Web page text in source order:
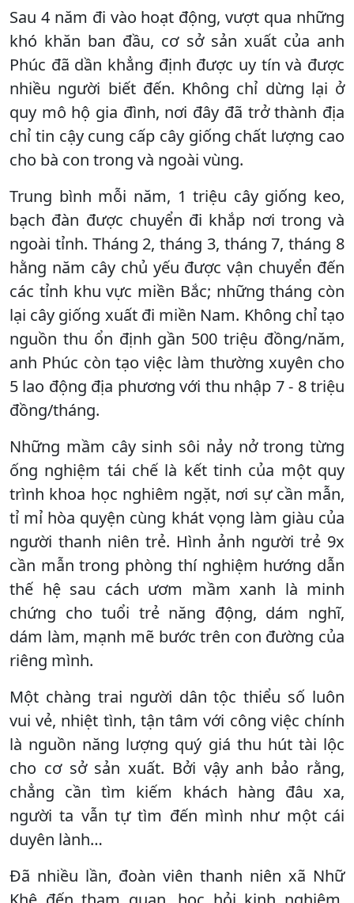
Sau 4 năm đi vào hoạt động, vượt qua những
khó khăn ban đầu, cơ sở sản xuất của anh
Phúc đã dần khẳng định được uy tín và được
nhiều người biết đến. Không chỉ dừng lại ở
quy mô hộ gia đình, nơi đây đã trở thành địa
chỉ tin cậy cung cấp cây giống chất lượng cao
cho bà con trong và ngoài vùng.
Trung bình mỗi năm, 1 triệu cây giống keo,
bạch đàn được chuyển đi khắp nơi trong và
ngoài tỉnh. Tháng 2, tháng 3, tháng 7, tháng 8
hằng năm cây chủ yếu được vận chuyển đến
các tỉnh khu vực miền Bắc; những tháng còn
lại cây giống xuất đi miền Nam. Không chỉ tạo
nguồn thu ổn định gần 500 triệu đồng/năm,
anh Phúc còn tạo việc làm thường xuyên cho
5 lao động địa phương với thu nhập 7 - 8 triệu
đồng/tháng.
Những mầm cây sinh sôi nảy nở trong từng
ống nghiệm tái chế là kết tinh của một quy
trình khoa học nghiêm ngặt, nơi sự cần mẫn,
tỉ mỉ hòa quyện cùng khát vọng làm giàu của
người thanh niên trẻ. Hình ảnh người trẻ 9x
cần mẫn trong phòng thí nghiệm hướng dẫn
thế hệ sau cách ươm mầm xanh là minh
chứng cho tuổi trẻ năng động, dám nghĩ,
dám làm, mạnh mẽ bước trên con đường của
riêng mình.
Một chàng trai người dân tộc thiểu số luôn
vui vẻ, nhiệt tình, tận tâm với công việc chính
là nguồn năng lượng quý giá thu hút tài lộc
cho cơ sở sản xuất. Bởi vậy anh bảo rằng,
chẳng cần tìm kiếm khách hàng đâu xa,
người ta vẫn tự tìm đến mình như một cái
duyên lành…
Đã nhiều lần, đoàn viên thanh niên xã Nhữ